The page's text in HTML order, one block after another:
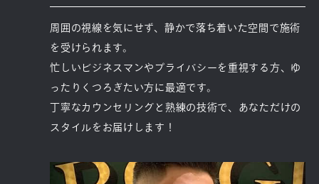
周囲の視線を気にせず、静かで落ち着いた空間で施術
を受けられます。
忙しいビジネスマンやプライバシーを重視する方、ゆ
ったりくつろぎたい方に最適です。
丁寧なカウンセリングと熟練の技術で、あなただけの
スタイルをお届けします！